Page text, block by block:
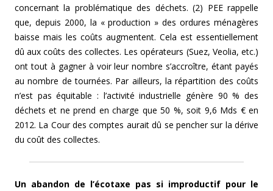
concernant la problématique des déchets. (2) PEE rappelle
que, depuis 2000, la « production » des ordures ménagères
baisse mais les coûts augmentent. Cela est essentiellement
dû aux coûts des collectes. Les opérateurs (Suez, Veolia, etc.)
ont tout à gagner à voir leur nombre s’accroître, étant payés
au nombre de tournées. Par ailleurs, la répartition des coûts
n’est pas équitable : l’activité industrielle génère 90 % des
déchets et ne prend en charge que 50 %, soit 9,6 Mds € en
2012. La Cour des comptes aurait dû se pencher sur la dérive
du coût des collectes.
Un abandon de l’écotaxe pas si improductif pour le